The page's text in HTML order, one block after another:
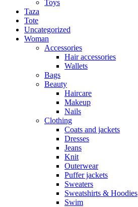
Toys
Taza
Tote
Uncategorized
Woman
Accessories
Hair accessories
Wallets
Bags
Beauty
Haircare
Makeup
Nails
Clothing
Coats and jackets
Dresses
Jeans
Knit
Outerwear
Puffer jackets
Sweaters
Sweatshirts & Hoodies
Swim